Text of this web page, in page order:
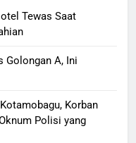
Tewas Saat
Golongan A, Ini
Korban
Polisi yang